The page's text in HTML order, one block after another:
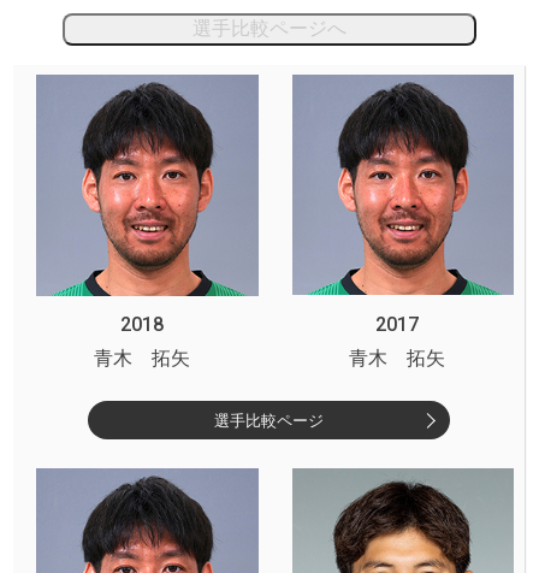
選手比較ページへ
2018
2017
青木 拓矢
青木 拓矢
選手比較ページ